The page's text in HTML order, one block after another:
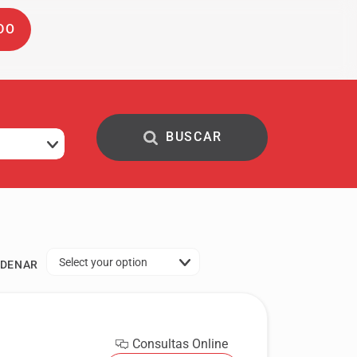
Select your option
Consultas Online